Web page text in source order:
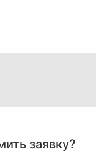
заявку?